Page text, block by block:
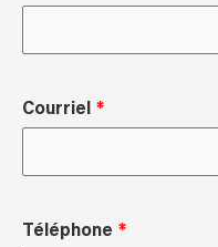
Courriel
Téléphone